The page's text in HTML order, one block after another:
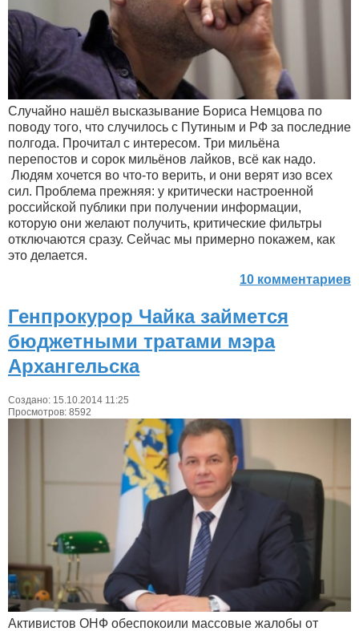
Случайно нашёл высказывание Бориса Немцова по
поводу того, что случилось с Путиным и РФ за последние
полгода. Прочитал с интересом. Три мильёна
перепостов и сорок мильёнов лайков, всё как надо.
Людям хочется во что-то верить, и они верят изо всех
сил. Проблема прежняя: у критически настроенной
российской публики при получении информации,
которую они желают получить, критические фильтры
отключаются сразу. Сейчас мы примерно покажем, как
это делается.
10 комментариев
Генпрокурор Чайка займется
бюджетными тратами мэра
Архангельска
Создано: 15.10.2014 11:25
Просмотров: 8592
Активистов ОНФ обеспокоили массовые жалобы от